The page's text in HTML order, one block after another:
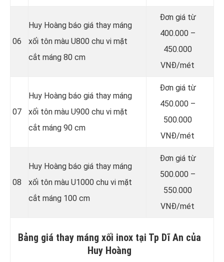
06
Huy Hoàng báo giá thay máng
xối tôn màu U800 chu vi mặt
cắt máng 80 cm
Đơn giá từ
400.000 –
450.000
VNĐ/mét
07
Huy Hoàng báo giá thay máng
xối tôn màu U900 chu vi mặt
cắt máng 90 cm
Đơn giá từ
450.000 –
500.000
VNĐ/mét
08
Huy Hoàng báo giá thay máng
xối tôn màu U1000 chu vi mặt
cắt máng 100 cm
Đơn giá từ
500.000 –
550.000
VNĐ/mét
Bảng giá thay máng xối inox tại Tp Dĩ An của
Huy Hoàng